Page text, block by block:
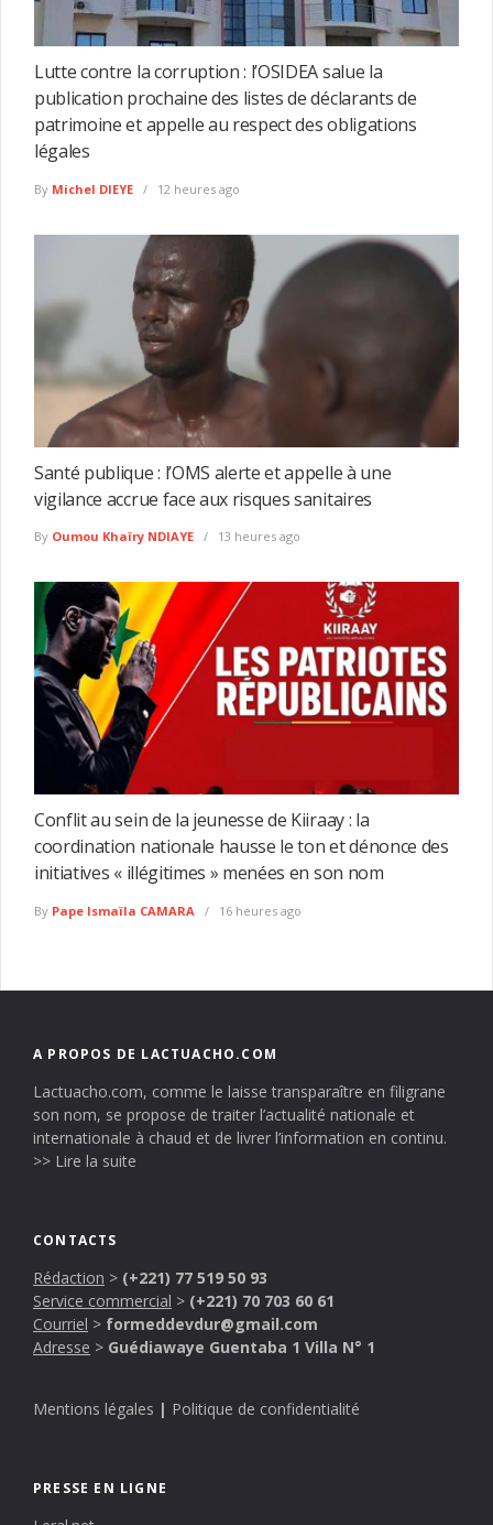
Lutte contre la corruption : l’OSIDEA salue la
publication prochaine des listes de déclarants de
patrimoine et appelle au respect des obligations
légales
By Michel DIEYE 12 heures ago
Santé publique : l’OMS alerte et appelle à une
vigilance accrue face aux risques sanitaires
By Oumou Khaïry NDIAYE 13 heures ago
Conflit au sein de la jeunesse de Kiiraay : la
coordination nationale hausse le ton et dénonce des
initiatives « illégitimes » menées en son nom
By Pape Ismaïla CAMARA 16 heures ago
A PROPOS DE LACTUACHO.COM
Lactuacho.com, comme le laisse transparaître en filigrane
son nom, se propose de traiter l’actualité nationale et
internationale à chaud et de livrer l’information en continu.
>> Lire la suite
CONTACTS
Rédaction > (+221) 77 519 50 93
Service commercial > (+221) 70 703 60 61
Courriel > formeddevdur@gmail.com
Adresse > Guédiawaye Guentaba 1 Villa N° 1
Mentions légales | Politique de confidentialité
PRESSE EN LIGNE